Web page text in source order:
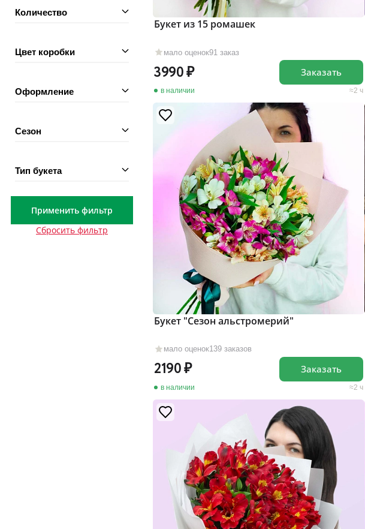
Количество
Цвет коробки
Оформление
Сезон
Тип букета
Применить фильтр
Сбросить фильтр
мало оценок91 заказ
Букет из 15 ромашек
3990
в наличии 2 ч
Заказать
мало оценок139 заказов
Букет "Сезон альстромерий"
2190
в наличии 2 ч
Заказать